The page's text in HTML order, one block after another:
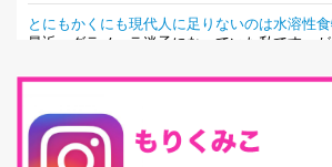
とにもかくにも現代人に足りないのは水溶性食
最近、グラノーラ迷子になっていた私です。
腸内環境を整えることは、健康維持の中でいっ
は思っています。 ヒトの免...